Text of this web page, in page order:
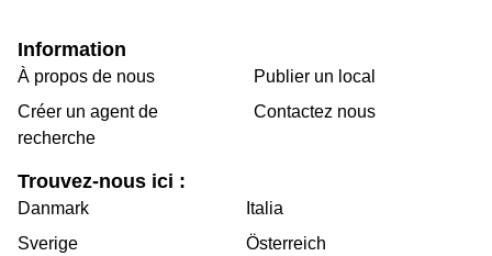
Information
À propos de nous
Créer un agent de
recherche
Publier un local
Contactez nous
Trouvez-nous ici :
Danmark
Sverige
Italia
Österreich